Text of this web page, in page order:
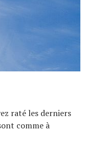
raté les derniers
comme à